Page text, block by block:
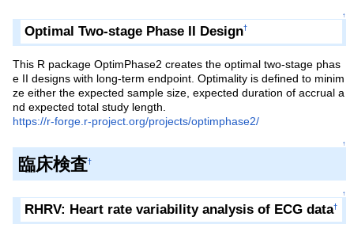
↑
Optimal Two-stage Phase II Design†
This R package OptimPhase2 creates the optimal two-stage phas
e II designs with long-term endpoint. Optimality is defined to minim
ze either the expected sample size, expected duration of accrual a
nd expected total study length.
https://r-forge.r-project.org/projects/optimphase2/
↑
臨床検査†
↑
RHRV: Heart rate variability analysis of ECG data†